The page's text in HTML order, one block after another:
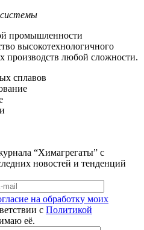
промышленности
высокотехнологичного
производств любой сложности.
сплавов
“Химагрегаты” с
новостей и тенденций
на обработку моих
с Политикой
её.